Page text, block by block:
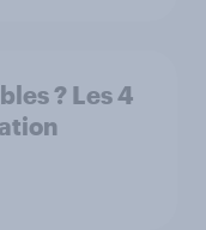
? Les 4